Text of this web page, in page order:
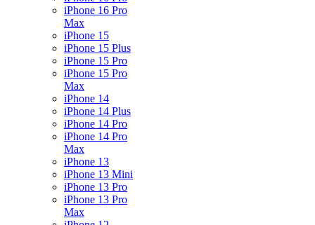
iPhone 16 Pro
Max
iPhone 15
iPhone 15 Plus
iPhone 15 Pro
iPhone 15 Pro
Max
iPhone 14
iPhone 14 Plus
iPhone 14 Pro
iPhone 14 Pro
Max
iPhone 13
iPhone 13 Mini
iPhone 13 Pro
iPhone 13 Pro
Max